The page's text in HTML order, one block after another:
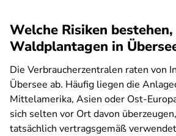
Welche Risiken
Waldplantagen in
Die Verbraucherzentralen raten von
Übersee ab. Häufig liegen die
Mittelamerika, Asien oder Ost-
sich selten vor Ort davon
tatsächlich vertragsgemäß